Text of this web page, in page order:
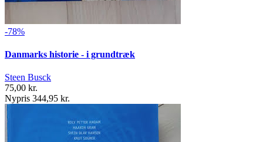
-78%
Danmarks historie - i grundtræk
Steen Busck
75,00 kr.
Nypris 344,95 kr.